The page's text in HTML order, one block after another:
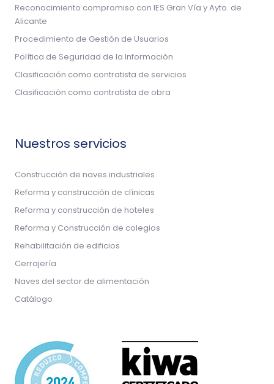
Reconocimiento compromiso con IES Gran Vía y Ayto. de
Alicante
Procedimiento de Gestión de Usuarios
Política de Seguridad de la Información
Clasificación como contratista de servicios
Clasificación como contratista de obra
Nuestros servicios
Construcción de naves industriales
Reforma y construcción de clínicas
Reforma y construcción de hoteles
Reforma y Construcción de colegios
Rehabilitación de edificios
Cerrajería
Naves del sector de alimentación
Catálogo